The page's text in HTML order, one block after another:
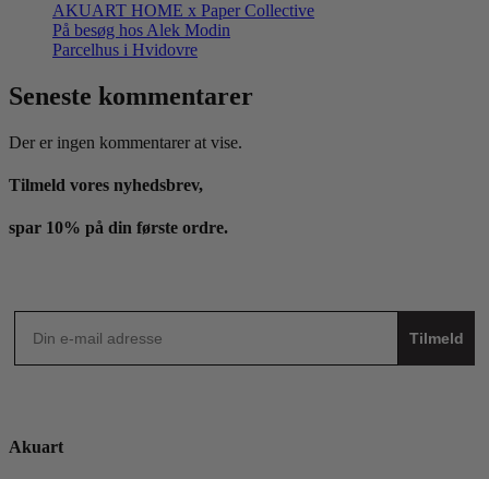
AKUART HOME x Paper Collective
På besøg hos Alek Modin
Parcelhus i Hvidovre
Seneste kommentarer
Der er ingen kommentarer at vise.
Tilmeld vores nyhedsbrev,
spar 10% på din første ordre.
Tilmeld
Akuart